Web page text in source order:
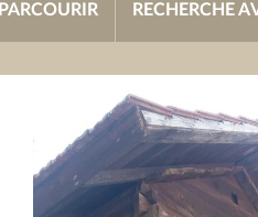
PARCOURIR RECHERCHE